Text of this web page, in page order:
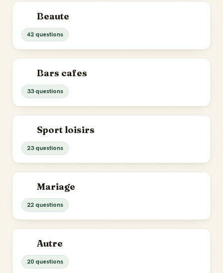
Beaute
42 questions
Bars cafes
33 questions
Sport loisirs
23 questions
Mariage
22 questions
Autre
20 questions